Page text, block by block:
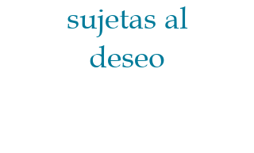
sujetas al
deseo